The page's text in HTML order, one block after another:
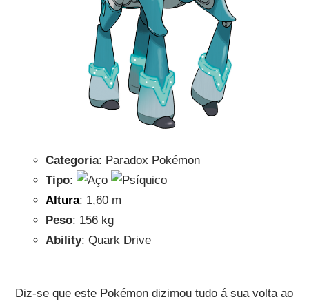
Categoria: Paradox Pokémon
Tipo:
Altura: 1,60 m
Peso: 156 kg
Ability: Quark Drive
Diz-se que este Pokémon dizimou tudo á sua volta ao